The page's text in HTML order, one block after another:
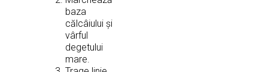
baza
călcâiului și
vârful
degetului
mare.